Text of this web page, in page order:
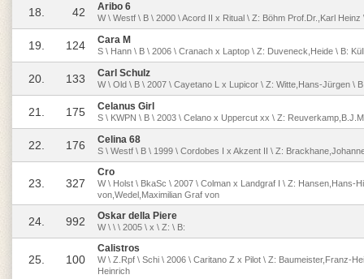
18. 42 Aribo 6
W \ Westf \ B \ 2000 \ Acord II x Ritual \ Z: Böhm Prof.Dr.,Karl
19. 124 Cara M
S \ Hann \ B \ 2006 \ Cranach x Laptop \ Z: Duveneck,Heide \ B:
20. 133 Carl Schulz
W \ Old \ B \ 2007 \ Cayetano L x Lupicor \ Z: Witte,Hans-Jürgen \
21. 175 Celanus Girl
S \ KWPN \ B \ 2003 \ Celano x Uppercut xx \ Z:
22. 176 Celina 68
S \ Westf \ B \ 1999 \ Cordobes I x Akzent II \ Z:
23. 327
Cro
W \ Holst \ BkaSc \ 2007 \ Colman x Landgraf I \ Z: Hansen,Hans-
von,Wedel,Maximilian Graf von
24. 992 Oskar della Piere
W \ \ \ 2005 \ x \ Z: \ B:
25. 100
Calistros
W \ Z.Rpf \ Schi \ 2006 \ Caritano Z x Pilot \ Z: Baumeister,Franz-
Heinrich